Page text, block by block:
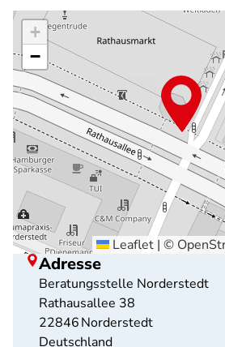
+
−
Leaflet | ©
Adresse
Beratungsstelle Norderstedt
Rathausallee 38
22846Norderstedt
Deutschland